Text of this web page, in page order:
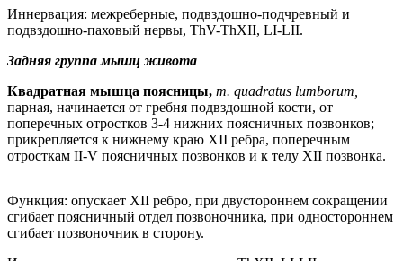
Иннервация: межреберные, подвздошно-подчревный и
подвздошно-паховый нервы, ThV-ThXII, LI-LII.
Задняя группа мышц живота
Квадратная мышца поясницы, т. quadratus lumborum,
парная, начинается от гребня подвздошной кости, от
поперечных отростков 3-4 нижних поясничных позвонков;
прикрепляется к нижнему краю XII ребра, поперечным
отросткам II-V поясничных позвонков и к телу XII позвонка.
Функция: опускает XII ребро, при двустороннем сокращении
сгибает поясничный отдел позвоночника, при одностороннем
сгибает позвоночник в сторону.